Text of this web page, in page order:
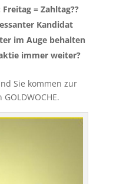
= Zahltag??
Kandidat
im Auge behalten
immer weiter?
Sie kommen zur